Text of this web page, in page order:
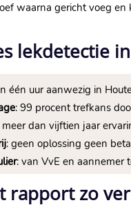
waarna gericht voeg
lekdetectie
één uur aanwezig in
: 99 procent trefkans
meer dan vijftien jaar
: geen oplossing geen
: van VvE en aannemer
rapport zo